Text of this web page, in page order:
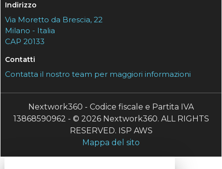
Indirizzo
Via Moretto da Brescia, 22
Milano - Italia
CAP 20133
Contatti
Contatta il nostro team per maggiori informazioni
Nextwork360 - Codice fiscale e Partita IVA
13868590962 - © 2026 Nextwork360. ALL RIGHTS
RESERVED. ISP AWS
Mappa del sito